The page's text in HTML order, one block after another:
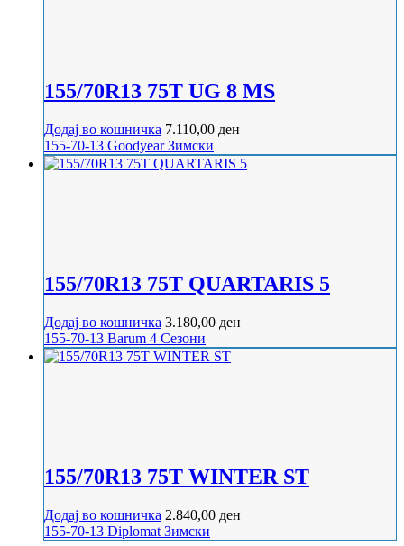
155/70R13 75T UG 8 MS
Додај во кошничка 7.110,00 ден
155-70-13 GoodyearЗимски
155/70R13 75T QUARTARIS 5
Додај во кошничка 3.180,00 ден
155-70-13 Barum 4 Сезони
155/70R13 75T WINTER ST
Додај во кошничка 2.840,00 ден
155-70-13 Diplomat Зимски